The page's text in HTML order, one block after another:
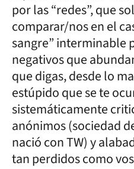
por las “redes”, que
comparar/nos en el
sangre” interminable
negativos que
que digas, desde lo
estúpido que se te
sistemáticamente
anónimos (sociedad
nació con TW) y
tan perdidos como